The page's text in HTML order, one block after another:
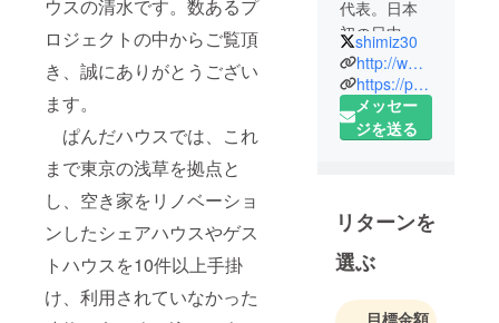
ウスの清水です。数あるプ
ロジェクトの中からご覧頂
き、誠にありがとうござい
ます。
ぱんだハウスでは、これ
まで東京の浅草を拠点と
し、空き家をリノベーショ
ンしたシェアハウスやゲス
トハウスを10件以上手掛
け、利用されていなかった
代表。日本
初の日中交
流シェアハ
ウス『ぱん
だハウス』
をプロ
るべく日中
異文化交流
会を毎月開
催。参加者
shimiz30
http://www.facebook.com/shimiz30
https://panda-h.com
メッセー
ジを送る
リターンを
選ぶ
目標金額